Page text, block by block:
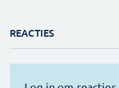
REACTIES